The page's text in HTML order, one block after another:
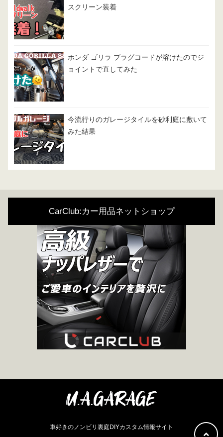
スクリーン装着
ホンダ ゴリラ プラグコードが溶けたのでジ
ョイントで直してみた
今流行りのガレージタイルを砂利庭に敷いて
みた結果
CarClub:カー用品ネットショップ
車好きのノンビリ裏庭DIYカスタム情報サイト